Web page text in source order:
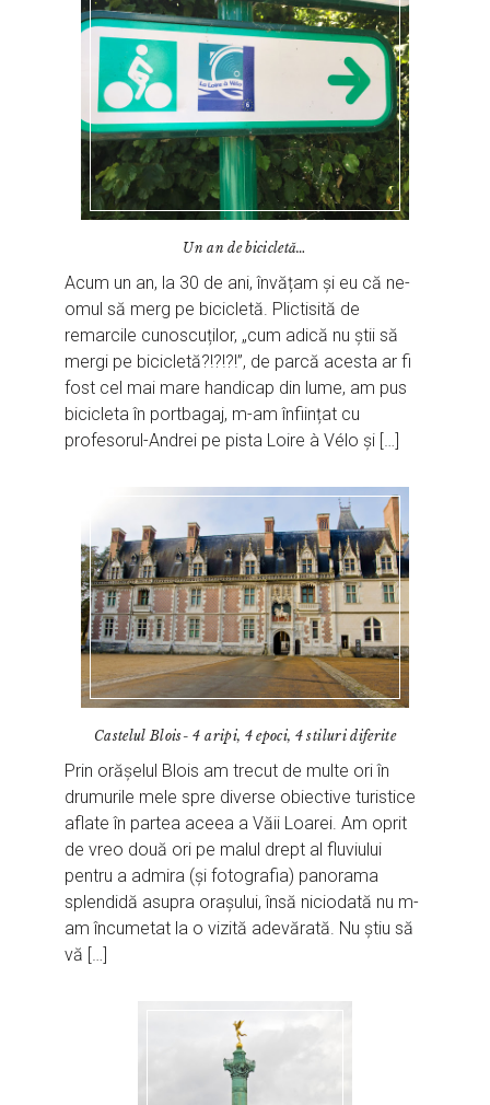
Un an de bicicletă…
Acum un an, la 30 de ani, învățam și eu că ne-
omul să merg pe bicicletă. Plictisită de
remarcile cunoscuților, „cum adică nu știi să
mergi pe bicicletă?!?!?!”, de parcă acesta ar fi
fost cel mai mare handicap din lume, am pus
bicicleta în portbagaj, m-am înființat cu
profesorul-Andrei pe pista Loire à Vélo și […]
Castelul Blois- 4 aripi, 4 epoci, 4 stiluri diferite
Prin orășelul Blois am trecut de multe ori în
drumurile mele spre diverse obiective turistice
aflate în partea aceea a Văii Loarei. Am oprit
de vreo două ori pe malul drept al fluviului
pentru a admira (și fotografia) panorama
splendidă asupra orașului, însă niciodată nu m-
am încumetat la o vizită adevărată. Nu știu să
vă […]